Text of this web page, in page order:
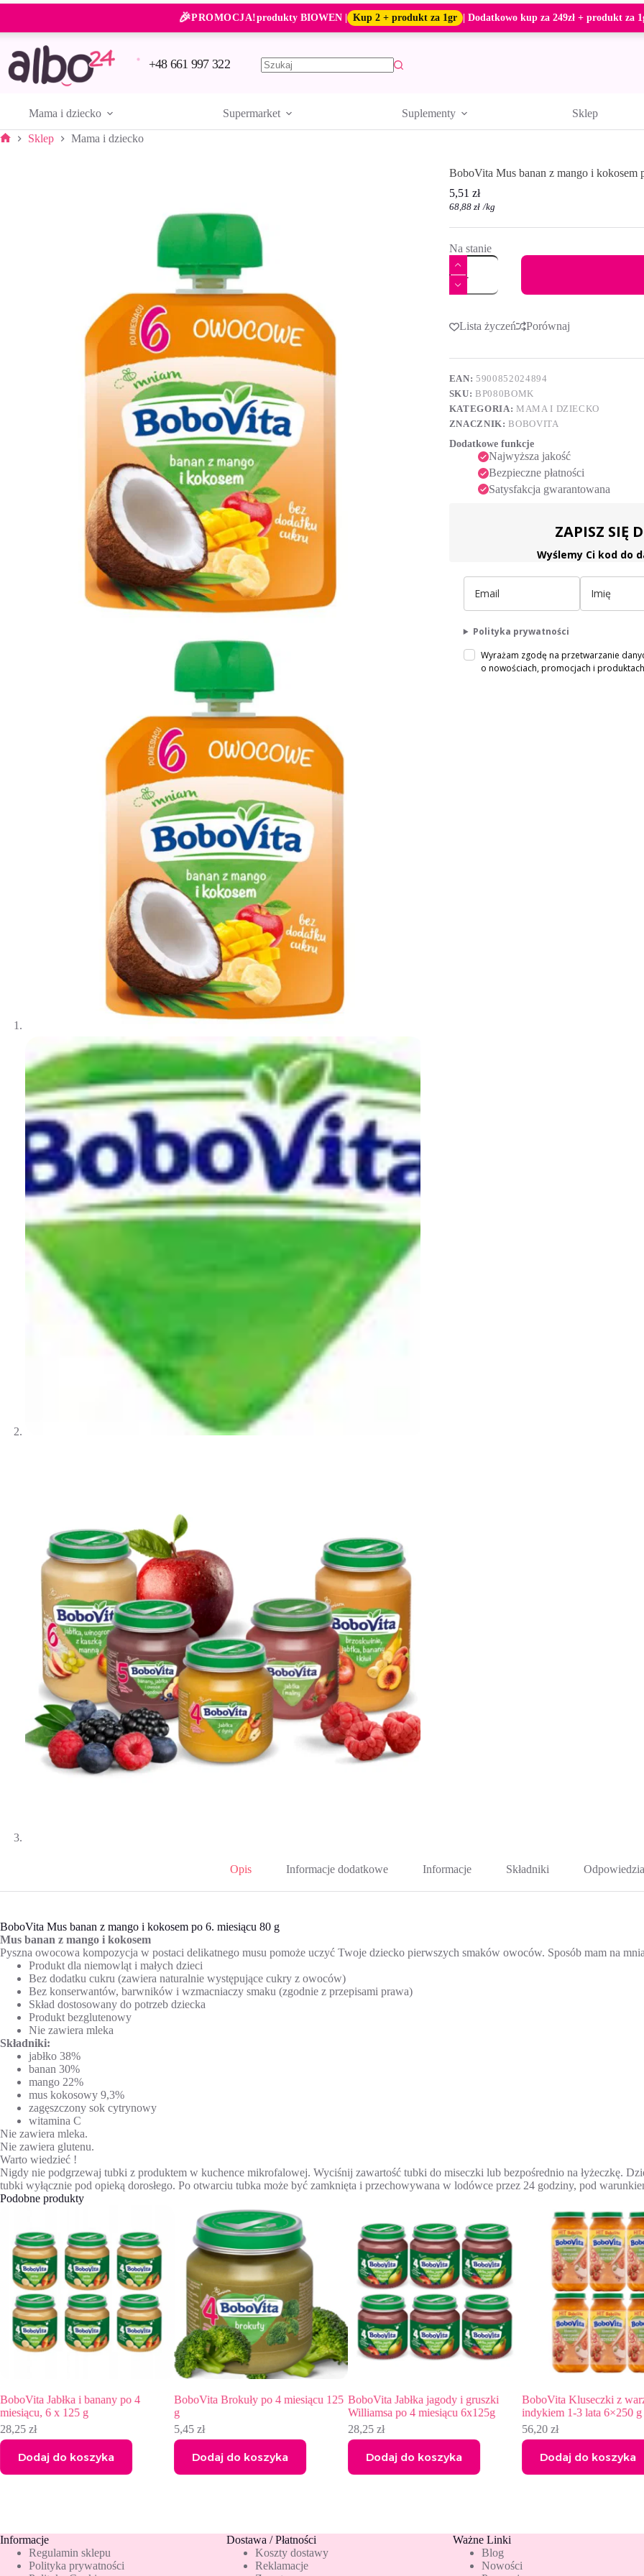
Przejdź
treści
🎉PROMOCJA!produkty BIOWEN | Kup 2 + produkt za 1gr | Dodatkowo kup za 249zł + produkt za
+48 661 997 322
Mama i dziecko Supermarket Suplementy Sklep
Sklep Mama i dziecko
BoboVita Mus banan z mango i kokosem
5,51 zł
68,88 zł /kg
Na stanie
ilość
BoboVita
Mus
banan
mango
po
miesiącu
80
g
t
a
t
i
v
e
:
Lista życzeń Porównaj
EAN:5900852024894
SKU:BP080BOMK
KATEGORIA: MAMA I DZIECKO
ZNACZNIK:BOBOVITA
Dodatkowe funkcje
Najwyższa jakość
Bezpieczne płatności
Satysfakcja gwarantowana
ZAPISZ SIĘ
Wyślemy Ci kod do
Polityka prywatności
Wyrażam zgodę na przetwarzanie
o nowościach, promocjach i
Opis Informacje dodatkowe Informacje Składniki
BoboVita Mus banan z mango i kokosem po 6. miesiącu 80 g
Mus banan z mango i kokosem
Pyszna owocowa kompozycja w postaci delikatnego musu pomoże uczyć Twoje dziecko pierwszych smaków owoców. Sposób mam na
Produkt dla niemowląt i małych dzieci
Bez dodatku cukru (zawiera naturalnie występujące cukry z owoców)
Bez konserwantów, barwników i wzmacniaczy smaku (zgodnie z przepisami prawa)
Skład dostosowany do potrzeb dziecka
Produkt bezglutenowy
Nie zawiera mleka
Składniki:
jabłko 38%
banan 30%
mango 22%
mus kokosowy 9,3%
zagęszczony sok cytrynowy
witamina C
Nie zawiera mleka.
Nie zawiera glutenu.
Warto wiedzieć !
Nigdy nie podgrzewaj tubki z produktem w kuchence mikrofalowej. Wyciśnij zawartość tubki do miseczki lub bezpośrednio na łyżeczkę.
tubki wyłącznie pod opieką dorosłego. Po otwarciu tubka może być zamknięta i przechowywana w lodówce przez 24 godziny, pod
Podobne produkty
BoboVita Brokuły po 4 miesiącu 125
g
5,45zł
Dodaj do koszyka
BoboVita Jabłka jagody i gruszki
Williamsa po 4 miesiącu 6x125g
28,25zł
Dodaj do koszyka
BoboVita Kluseczki z warzywami i
indykiem 1-3 lata 6×250 g
56,20zł
Dodaj do koszyka
BoboVita Warzywa z
miesiącu 125 g
5,07zł
Dodaj do koszyka
Informacje
Regulamin sklepu
Polityka prywatności
Dostawa / Płatności
Koszty dostawy
Reklamacje
Ważne Linki
Blog
Nowości